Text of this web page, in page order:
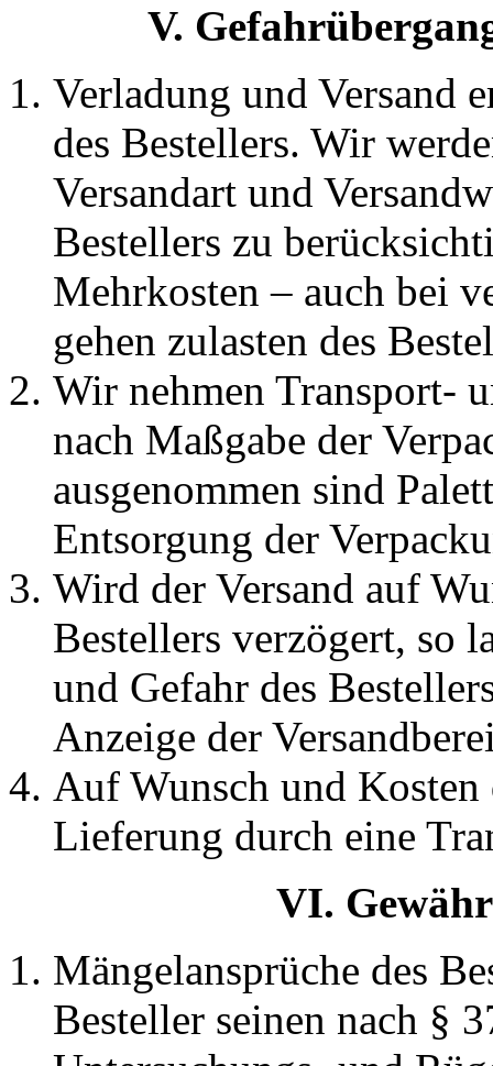
V.
Verladung und Versand
des Bestellers. Wir
Versandart und
Bestellers zu
Mehrkosten – auch bei
gehen zulasten des
Wir nehmen Transport-
nach Maßgabe der
ausgenommen sind
Entsorgung der
Wird der Versand auf
Bestellers verzögert, so
und Gefahr des
Anzeige der
Auf Wunsch und
Lieferung durch eine
VI.
Mängelansprüche des
Besteller seinen nach §